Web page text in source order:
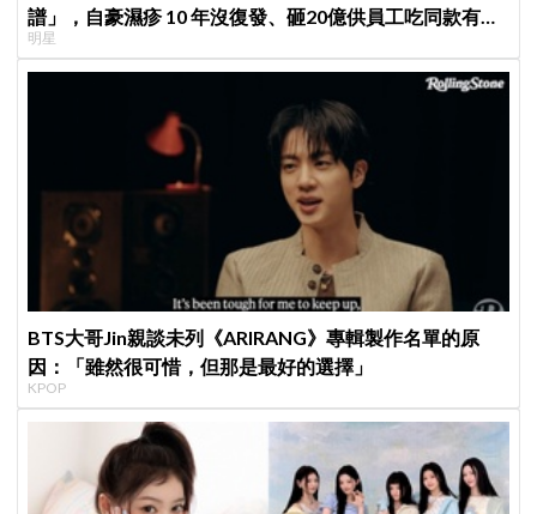
譜」，自豪濕疹 10 年沒復發、砸20億供員工吃同款有機
餐
明星
BTS大哥Jin親談未列《ARIRANG》專輯製作名單的原
因：「雖然很可惜，但那是最好的選擇」
KPOP